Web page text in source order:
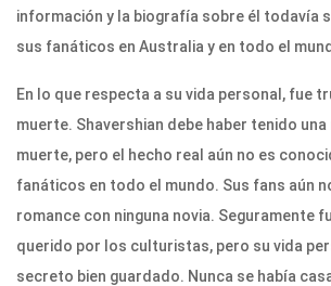
información y la biografía sobre él todavía
sus fanáticos en Australia y en todo el
En lo que respecta a su vida personal, fue
muerte. Shavershian debe haber tenido
muerte, pero el hecho real aún no es
fanáticos en todo el mundo. Sus fans aún
romance con ninguna novia. Seguramente
querido por los culturistas, pero su vida
secreto bien guardado. Nunca se había